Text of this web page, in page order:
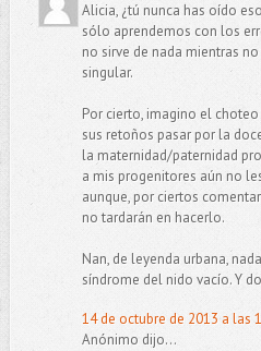
Alicia, ¿tú nunca has oído
sólo aprendemos con los
no sirve de nada mientras
singular.
Por cierto, imagino el
sus retoños pasar por la
la maternidad/paternidad
a mis progenitores aún no
aunque, por ciertos
no tardarán en hacerlo.
Nan, de leyenda urbana,
síndrome del nido vacío. Y
14 de octubre de 2013 a las
Anónimo dijo...